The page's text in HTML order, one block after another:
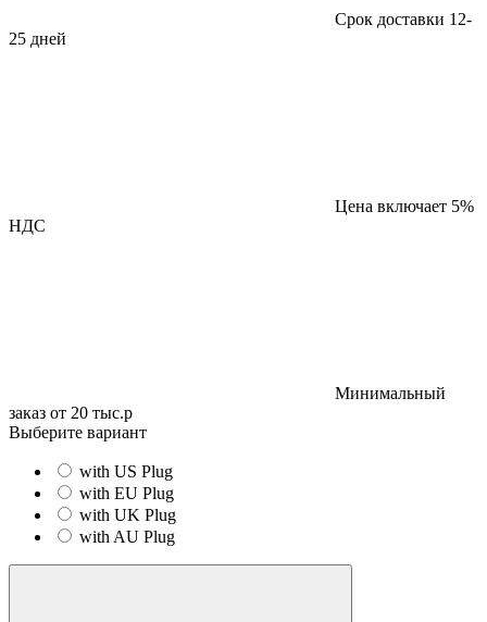
Срок доставки 12-
25 дней
Цена включает 5%
НДС
Минимальный
заказ от 20 тыс.р
Выберите вариант
with US Plug
with EU Plug
with UK Plug
with AU Plug